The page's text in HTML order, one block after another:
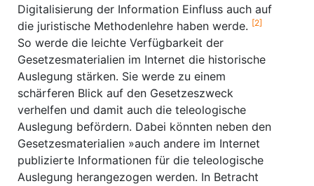
Digitalisierung der Information Einfluss auch auf
die juristische Methodenlehre haben werde. [2]
So werde die leichte Verfügbarkeit der
Gesetzesmaterialien im Internet die historische
Auslegung stärken. Sie werde zu einem
schärferen Blick auf den Gesetzeszweck
verhelfen und damit auch die teleologische
Auslegung befördern. Dabei könnten neben den
Gesetzesmaterialien »auch andere im Internet
publizierte Informationen für die teleologische
Auslegung herangezogen werden. In Betracht